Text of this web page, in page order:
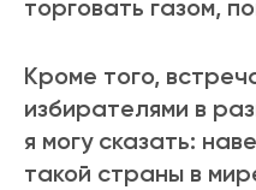
торговать газом,
Кроме того,
избирателями в
я могу сказать:
такой страны в